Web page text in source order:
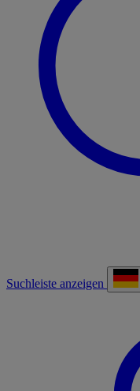
Suchleiste anzeigen